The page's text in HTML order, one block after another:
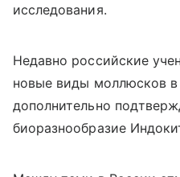
исследования.
Недавно российские
новые виды моллюсков
дополнительно
биоразнообразие